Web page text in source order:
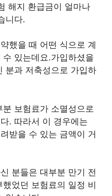
해지 환급금이 얼마나
니다.
했을 때 어떤 식으로 계
있는데요.가입하셨을
분과 저축성으로 가입하
보험료가 소멸성으로
. 따라서 이 경우에는
받을 수 있는 금액이 거
분들은 대부분 만기 전
었던 보험료의 일정 비